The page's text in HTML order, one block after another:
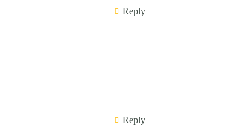
Reply
Reply